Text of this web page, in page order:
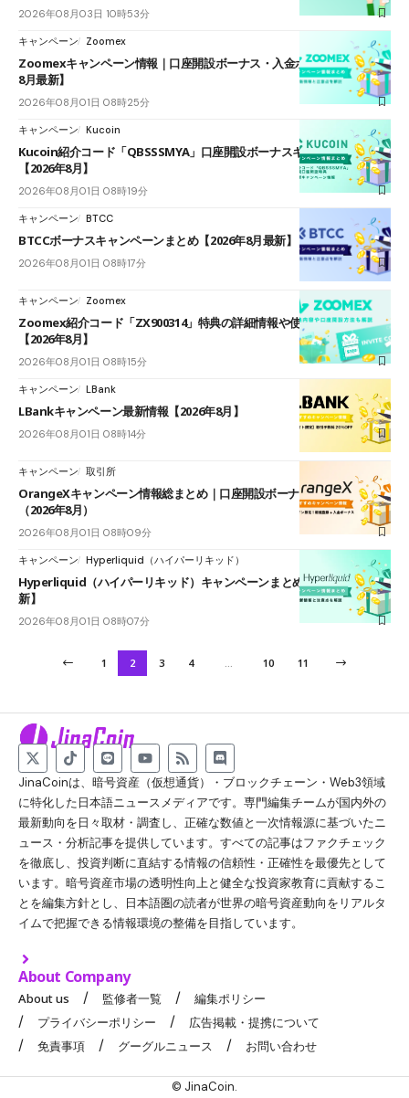
2026年08月03日 10時53分
キャンペーン Zoomex
Zoomexキャンペーン情報｜口座開設ボーナス・入金ボーナス【2026年
8月最新】
2026年08月01日 08時25分
キャンペーン Kucoin
Kucoin紹介コード「QBSSSMYA」口座開設ボーナスキャンペーン
【2026年8月】
2026年08月01日 08時19分
キャンペーン BTCC
BTCCボーナスキャンペーンまとめ【2026年8月最新】
2026年08月01日 08時17分
キャンペーン Zoomex
Zoomex紹介コード「ZX900314」特典の詳細情報や使い方を紹介
【2026年8月】
2026年08月01日 08時15分
キャンペーン LBank
LBankキャンペーン最新情報【2026年8月】
2026年08月01日 08時14分
キャンペーン 取引所
OrangeXキャンペーン情報総まとめ｜口座開設ボーナス+入金ボーナス
（2026年8月）
2026年08月01日 08時09分
キャンペーン Hyperliquid（ハイパーリキッド）
Hyperliquid（ハイパーリキッド）キャンペーンまとめ【2026年8月最
新】
2026年08月01日 08時07分
1 2 3 4 10 11
JinaCoinは、暗号資産（仮想通貨）・ブロックチェーン・Web3領域
に特化した日本語ニュースメディアです。専門編集チームが国内外の
最新動向を日々取材・調査し、正確な数値と一次情報源に基づいたニ
ュース・分析記事を提供しています。すべての記事はファクチェック
を徹底し、投資判断に直結する情報の信頼性・正確性を最優先として
います。暗号資産市場の透明性向上と健全な投資家教育に貢献するこ
とを編集方針とし、日本語圏の読者が世界の暗号資産動向をリアルタ
イムで把握できる情報環境の整備を目指しています。
About Company
About us 監修者一覧
編集ポリシー
プライバシーポリシー
広告掲載・提携について
免責事項
グーグルニュース お問い合わせ
© JinaCoin.